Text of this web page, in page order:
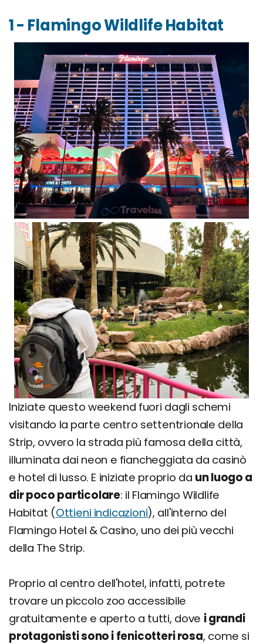
1 - Flamingo Wildlife Habitat
Iniziate questo weekend fuori dagli schemi
visitando la parte centro settentrionale della
Strip, ovvero la strada più famosa della città,
illuminata dai neon e fiancheggiata da casinò
e hotel di lusso. E iniziate proprio da un luogo a
dir poco particolare: il Flamingo Wildlife
Habitat (Ottieni indicazioni), all'interno del
Flamingo Hotel & Casino, uno dei più vecchi
della The Strip.
Proprio al centro dell'hotel, infatti, potrete
trovare un piccolo zoo accessibile
gratuitamente e aperto a tutti, dove i grandi
protagonisti sono i fenicotteri rosa, come si